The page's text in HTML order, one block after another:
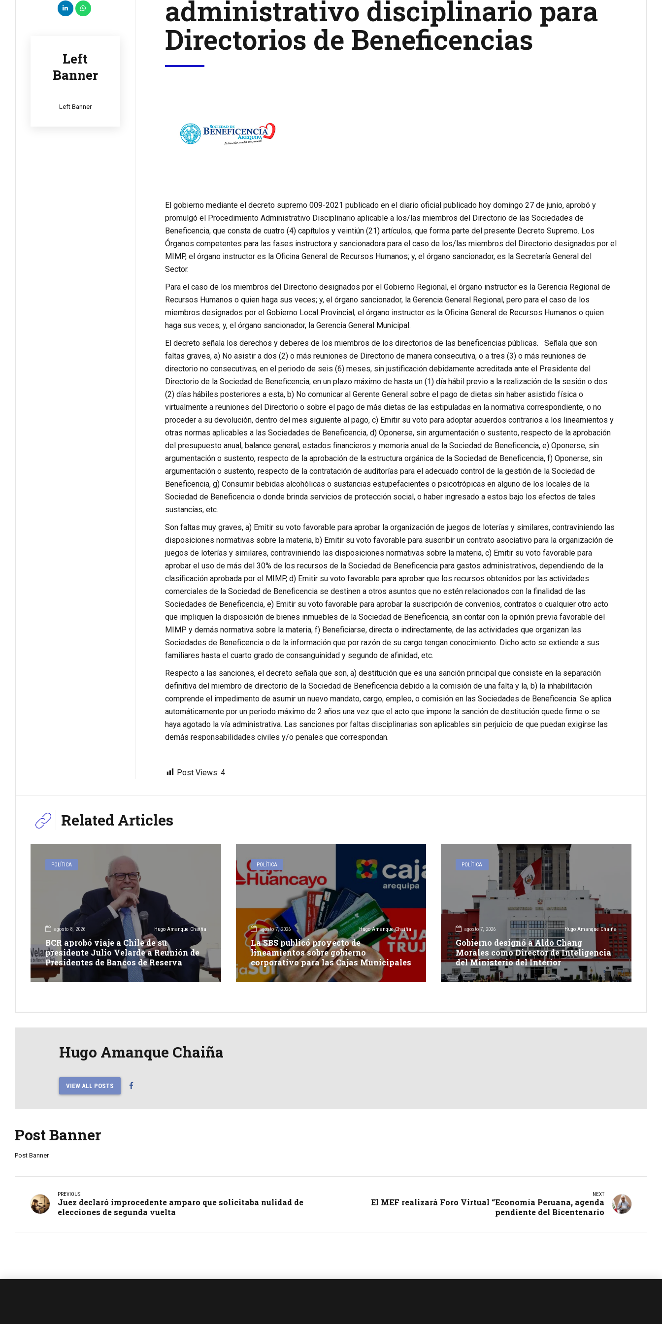
Left
Banner
Left Banner
administrativo disciplinario para
Directorios de Beneficencias
El gobierno mediante el decreto supremo 009-2021 publicado en el diario oficial publicado hoy domingo 27 de junio, aprobó y
promulgó el Procedimiento Administrativo Disciplinario aplicable a los/las miembros del Directorio de las Sociedades de
Beneficencia, que consta de cuatro (4) capítulos y veintiún (21) artículos, que forma parte del presente Decreto Supremo. Los
Órganos competentes para las fases instructora y sancionadora para el caso de los/las miembros del Directorio designados por el
MIMP, el órgano instructor es la Oficina General de Recursos Humanos; y, el órgano sancionador, es la Secretaría General del
Sector.
Para el caso de los miembros del Directorio designados por el Gobierno Regional, el órgano instructor es la Gerencia Regional de
Recursos Humanos o quien haga sus veces; y, el órgano sancionador, la Gerencia General Regional, pero para el caso de los
miembros designados por el Gobierno Local Provincial, el órgano instructor es la Oficina General de Recursos Humanos o quien
haga sus veces; y, el órgano sancionador, la Gerencia General Municipal.
El decreto señala los derechos y deberes de los miembros de los directorios de las beneficencias públicas. Señala que son
faltas graves, a) No asistir a dos (2) o más reuniones de Directorio de manera consecutiva, o a tres (3) o más reuniones de
directorio no consecutivas, en el periodo de seis (6) meses, sin justificación debidamente acreditada ante el Presidente del
Directorio de la Sociedad de Beneficencia, en un plazo máximo de hasta un (1) día hábil previo a la realización de la sesión o dos
(2) días hábiles posteriores a esta, b) No comunicar al Gerente General sobre el pago de dietas sin haber asistido física o
virtualmente a reuniones del Directorio o sobre el pago de más dietas de las estipuladas en la normativa correspondiente, o no
proceder a su devolución, dentro del mes siguiente al pago, c) Emitir su voto para adoptar acuerdos contrarios a los lineamientos y
otras normas aplicables a las Sociedades de Beneficencia, d) Oponerse, sin argumentación o sustento, respecto de la aprobación
del presupuesto anual, balance general, estados financieros y memoria anual de la Sociedad de Beneficencia, e) Oponerse, sin
argumentación o sustento, respecto de la aprobación de la estructura orgánica de la Sociedad de Beneficencia, f) Oponerse, sin
argumentación o sustento, respecto de la contratación de auditorías para el adecuado control de la gestión de la Sociedad de
Beneficencia, g) Consumir bebidas alcohólicas o sustancias estupefacientes o psicotrópicas en alguno de los locales de la
Sociedad de Beneficencia o donde brinda servicios de protección social, o haber ingresado a estos bajo los efectos de tales
sustancias, etc.
Son faltas muy graves, a) Emitir su voto favorable para aprobar la organización de juegos de loterías y similares, contraviniendo las
disposiciones normativas sobre la materia, b) Emitir su voto favorable para suscribir un contrato asociativo para la organización de
juegos de loterías y similares, contraviniendo las disposiciones normativas sobre la materia, c) Emitir su voto favorable para
aprobar el uso de más del 30% de los recursos de la Sociedad de Beneficencia para gastos administrativos, dependiendo de la
clasificación aprobada por el MIMP, d) Emitir su voto favorable para aprobar que los recursos obtenidos por las actividades
comerciales de la Sociedad de Beneficencia se destinen a otros asuntos que no estén relacionados con la finalidad de las
Sociedades de Beneficencia, e) Emitir su voto favorable para aprobar la suscripción de convenios, contratos o cualquier otro acto
que impliquen la disposición de bienes inmuebles de la Sociedad de Beneficencia, sin contar con la opinión previa favorable del
MIMP y demás normativa sobre la materia, f) Beneficiarse, directa o indirectamente, de las actividades que organizan las
Sociedades de Beneficencia o de la información que por razón de su cargo tengan conocimiento. Dicho acto se extiende a sus
familiares hasta el cuarto grado de consanguinidad y segundo de afinidad, etc.
Respecto a las sanciones, el decreto señala que son, a) destitución que es una sanción principal que consiste en la separación
definitiva del miembro de directorio de la Sociedad de Beneficencia debido a la comisión de una falta y la, b) la inhabilitación
comprende el impedimento de asumir un nuevo mandato, cargo, empleo, o comisión en las Sociedades de Beneficencia. Se aplica
automáticamente por un periodo máximo de 2 años una vez que el acto que impone la sanción de destitución quede firme o se
haya agotado la vía administrativa. Las sanciones por faltas disciplinarias son aplicables sin perjuicio de que puedan exigirse las
demás responsabilidades civiles y/o penales que correspondan.
Post Views: 4
Related Articles
POLÍTICA
agosto 8, 2026 Hugo Amanque Chaiña
BCR aprobó viaje a Chile de su
presidente Julio Velarde a Reunión de
Presidentes de Bancos de Reserva
POLÍTICA
agosto 7, 2026 Hugo Amanque Chaiña
La SBS publicó proyecto de
lineamientos sobre gobierno
corporativo para las Cajas Municipales
POLÍTICA
agosto 7, 2026 Hugo Amanque Chaiña
Gobierno designó a Aldo Chang
Morales como Director de Inteligencia
del Ministerio del Interior
Hugo Amanque Chaiña
VIEW ALL POSTS
Post Banner
Post Banner
PREVIOUS
Juez declaró improcedente amparo que solicitaba nulidad de
elecciones de segunda vuelta
NEXT
El MEF realizará Foro Virtual “Economía Peruana, agenda
pendiente del Bicentenario